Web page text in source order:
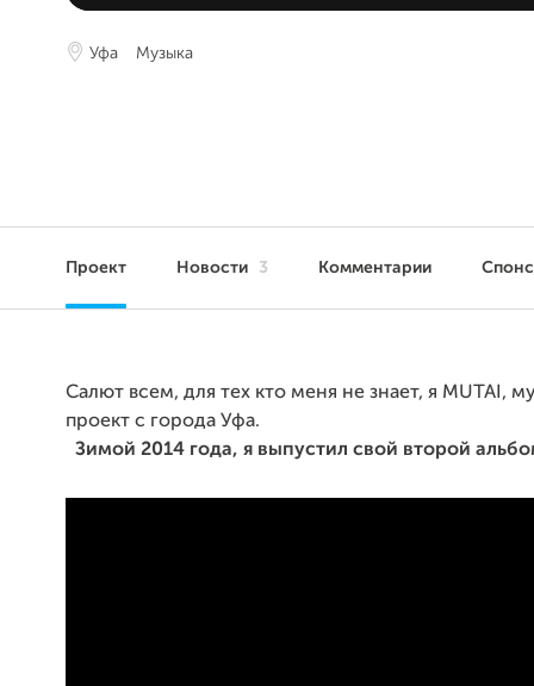
Уфа Музыка
Проект Новости 3 Комментарии
Салют всем, для тех кто меня не знает, я MUTAI,
проект с города Уфа.
Зимой 2014 года, я выпустил свой второй